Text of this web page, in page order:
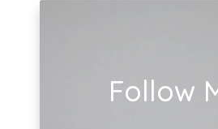
Follow